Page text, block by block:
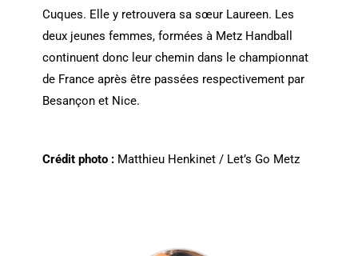
Cuques. Elle y retrouvera sa sœur Laureen. Les
deux jeunes femmes, formées à Metz Handball
continuent donc leur chemin dans le championnat
de France après être passées respectivement par
Besançon et Nice.
Crédit photo :Matthieu Henkinet / Let’s Go Metz